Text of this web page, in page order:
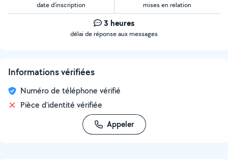
date d’inscription mises en relation
3 heures
délai de réponse aux messages
Informations vérifiées
Numéro de téléphone vérifié
Pièce d'identité vérifiée
Appeler